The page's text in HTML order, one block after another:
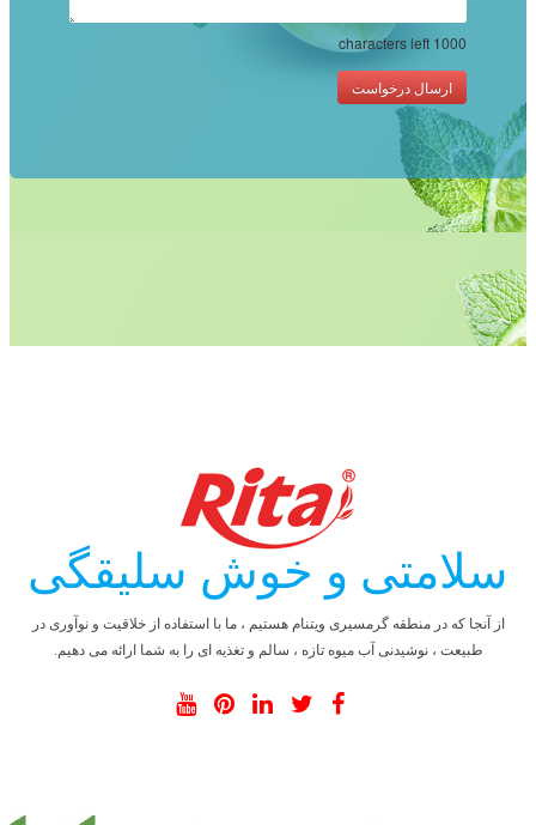
1000
ارسال درخواست
سلامتی و خوش سلیقگی
از آنجا که در منطقه گرمسیری ویتنام هستیم ، ما با استفاده از خلاقیت و نوآوری در
طبیعت ، نوشیدنی آب میوه تازه ، سالم و تغذیه ای را به شما ارائه می دهیم.